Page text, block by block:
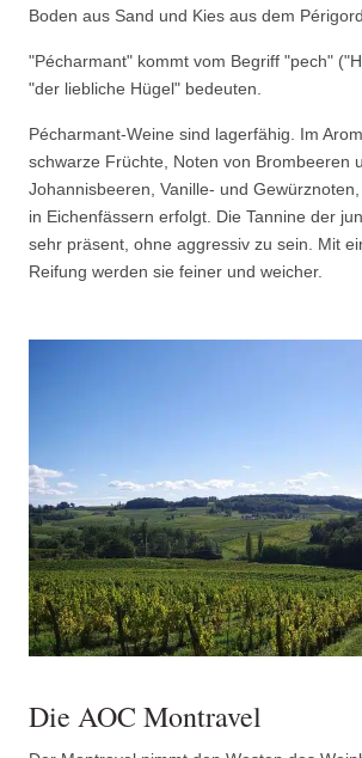
Boden aus Sand und Kies aus dem
"Pécharmant" kommt vom Begriff "pech"
"der liebliche Hügel" bedeuten.
Pécharmant-Weine sind lagerfähig. Im
schwarze Früchte, Noten von Brombeeren
Johannisbeeren, Vanille- und
in Eichenfässern erfolgt. Die Tannine der
sehr präsent, ohne aggressiv zu sein. Mit
Reifung werden sie feiner und weicher.
Die AOC Montravel